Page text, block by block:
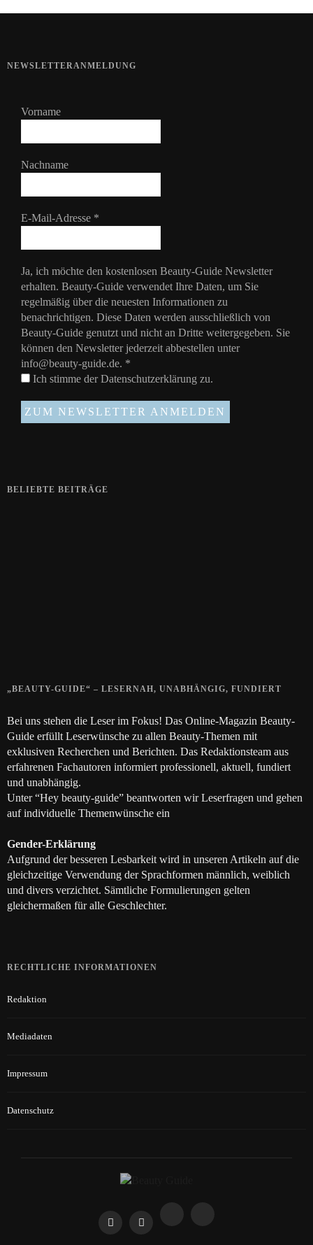
NEWSLETTERANMELDUNG
Vorname
Nachname
E-Mail-Adresse *
Ja, ich möchte den kostenlosen Beauty-Guide Newsletter
erhalten. Beauty-Guide verwendet Ihre Daten, um Sie
regelmäßig über die neuesten Informationen zu
benachrichtigen. Diese Daten werden ausschließlich von
Beauty-Guide genutzt und nicht an Dritte weitergegeben. Sie
können den Newsletter jederzeit abbestellen unter
info@beauty-guide.de. *
Ich stimme derDatenschutzerklärung zu.
BELIEBTE BEITRÄGE
„BEAUTY-GUIDE“ – LESERNAH, UNABHÄNGIG, FUNDIERT
Bei uns stehen die Leser im Fokus! Das Online-Magazin Beauty-
Guide erfüllt Leserwünsche zu allen Beauty-Themen mit
exklusiven Recherchen und Berichten. Das Redaktionsteam aus
erfahrenen Fachautoren informiert professionell, aktuell, fundiert
und unabhängig.
Unter “Hey beauty-guide” beantworten wir Leserfragen und gehen
auf individuelle Themenwünsche ein
Gender-Erklärung
Aufgrund der besseren Lesbarkeit wird in unseren Artikeln auf die
gleichzeitige Verwendung der Sprachformen männlich, weiblich
und divers verzichtet. Sämtliche Formulierungen gelten
gleichermaßen für alle Geschlechter.
RECHTLICHE INFORMATIONEN
Redaktion
Mediadaten
Impressum
Datenschutz